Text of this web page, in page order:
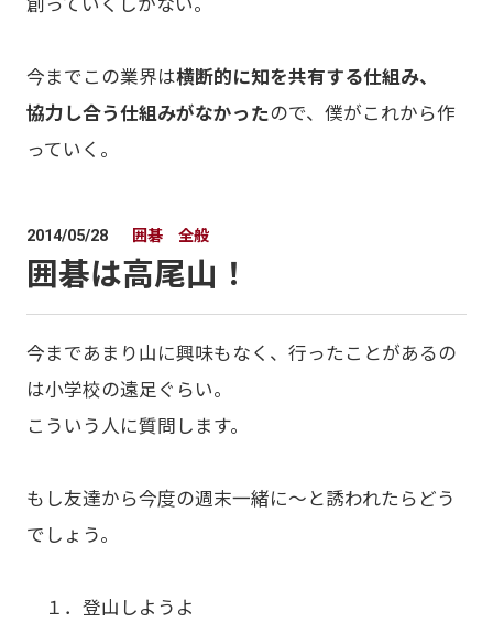
今までこの業界は横断的に知を共有する仕組み、
協力し合う仕組みがなかったので、僕がこれから作
っていく。
2014/05/28 囲碁 全般
囲碁は高尾山！
今まであまり山に興味もなく、行ったことがあるの
は小学校の遠足ぐらい。
こういう人に質問します。
もし友達から今度の週末一緒に～と誘われたらどう
でしょう。
１．登山しようよ